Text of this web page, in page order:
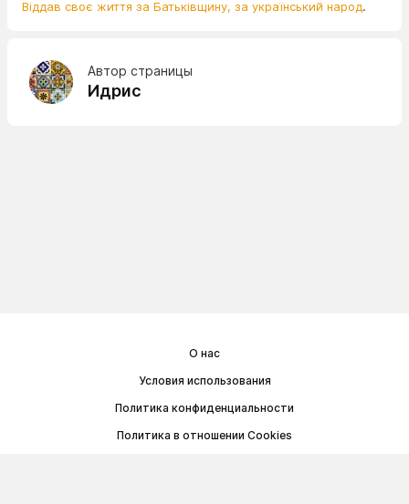
Віддав своє життя за Батьківщину, за український народ.
Автор страницы
Идрис
О нас
Условия использования
Политика конфиденциальности
Политика в отношении Cookies